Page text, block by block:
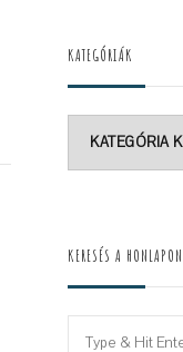
KATEGÓRIÁK
Kategóriák
KERESÉS A HONLAPON
Looking